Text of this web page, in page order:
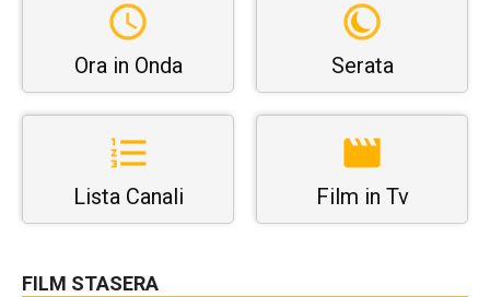
Ora in Onda Serata
Lista Canali Film in Tv
FILM STASERA